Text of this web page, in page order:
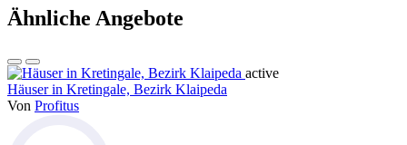
Ähnliche Angebote
active
Häuser in Kretingale, Bezirk Klaipeda
Von Profitus